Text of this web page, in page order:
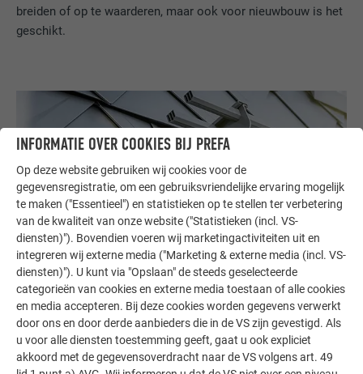
breiden of op te waarderen, maar ook voor nieuwbouw is het
geschikt.
INFORMATIE OVER COOKIES BIJ PREFA
Op deze website gebruiken wij cookies voor de
gegevensregistratie, om een gebruiksvriendelijke ervaring mogelijk
te maken ("Essentieel") en statistieken op te stellen ter verbetering
van de kwaliteit van onze website ("Statistieken (incl. VS-
diensten)"). Bovendien voeren wij marketingactiviteiten uit en
integreren wij externe media ("Marketing & externe media (incl. VS-
diensten)"). U kunt via "Opslaan" de steeds geselecteerde
categorieën van cookies en externe media toestaan of alle cookies
en media accepteren. Bij deze cookies worden gegevens verwerkt
door ons en door derde aanbieders die in de VS zijn gevestigd. Als
u voor alle diensten toestemming geeft, gaat u ook expliciet
akkoord met de gegevensoverdracht naar de VS volgens art. 49